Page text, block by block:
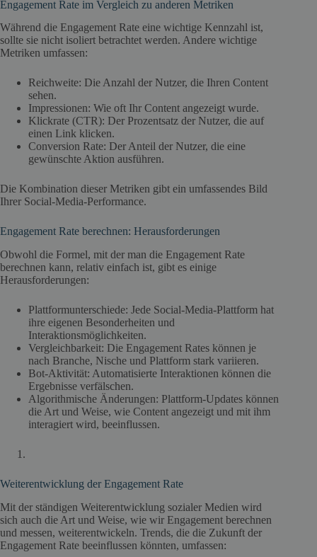
Engagement Rate im Vergleich zu anderen Metriken
Während die Engagement Rate eine wichtige Kennzahl ist,
sollte sie nicht isoliert betrachtet werden. Andere wichtige
Metriken umfassen:
Reichweite: Die Anzahl der Nutzer, die Ihren Content
sehen.
Impressionen: Wie oft Ihr Content angezeigt wurde.
Klickrate (CTR): Der Prozentsatz der Nutzer, die auf
einen Link klicken.
Conversion Rate: Der Anteil der Nutzer, die eine
gewünschte Aktion ausführen.
Die Kombination dieser Metriken gibt ein umfassendes Bild
Ihrer Social-Media-Performance.
Engagement Rate berechnen: Herausforderungen
Obwohl die Formel, mit der man die Engagement Rate
berechnen kann, relativ einfach ist, gibt es einige
Herausforderungen:
Plattformunterschiede: Jede Social-Media-Plattform hat
ihre eigenen Besonderheiten und
Interaktionsmöglichkeiten.
Vergleichbarkeit: Die Engagement Rates können je
nach Branche, Nische und Plattform stark variieren.
Bot-Aktivität: Automatisierte Interaktionen können die
Ergebnisse verfälschen.
Algorithmische Änderungen: Plattform-Updates können
die Art und Weise, wie Content angezeigt und mit ihm
interagiert wird, beeinflussen.
Weiterentwicklung der Engagement Rate
Mit der ständigen Weiterentwicklung sozialer Medien wird
sich auch die Art und Weise, wie wir Engagement berechnen
und messen, weiterentwickeln. Trends, die die Zukunft der
Engagement Rate beeinflussen könnten, umfassen: